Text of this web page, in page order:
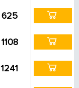
625
1108
1241